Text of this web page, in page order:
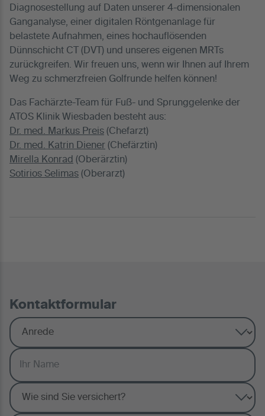
Diagnosestellung auf Daten unserer 4-dimensionalen
Ganganalyse, einer digitalen Röntgenanlage für
belastete Aufnahmen, eines hochauflösenden
Dünnschicht CT (DVT) und unseres eigenen MRTs
zurückgreifen. Wir freuen uns, wenn wir Ihnen auf Ihrem
Weg zu schmerzfreien Golfrunde helfen können!
Das Fachärzte-Team für Fuß- und Sprunggelenke der
ATOS Klinik Wiesbaden besteht aus:
Dr. med. Markus Preis (Chefarzt)
Dr. med. Katrin Diener (Chefärztin)
Mirella Konrad (Oberärztin)
Sotirios Selimas (Oberarzt)
Kontaktformular